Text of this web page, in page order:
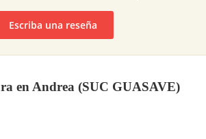
Escriba una reseña
en Andrea (SUC GUASAVE)